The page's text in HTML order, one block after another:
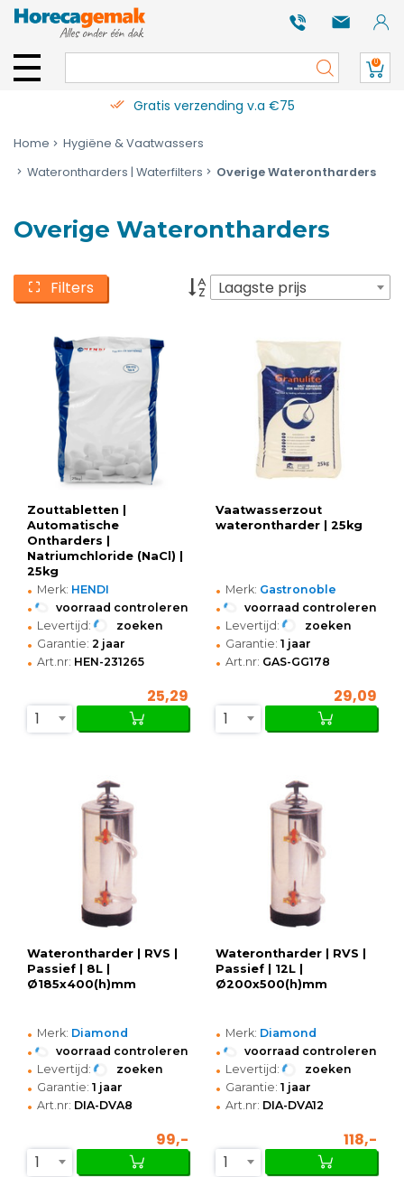
0
Gratis verzending v.a €75
Home
Hygiëne & Vaatwassers
Waterontharders | Waterfilters
Overige Waterontharders
Overige Waterontharders
Filters Laagste prijs
Zouttabletten |
Automatische
Ontharders |
Natriumchloride (NaCl) |
25kg
• Merk: HENDI
• voorraad controleren
• Levertijd: zoeken
• Garantie: 2 jaar
• Art.nr: HEN-231265
25,29
1
Vaatwasserzout
waterontharder | 25kg
• Merk: Gastronoble
• voorraad controleren
• Levertijd: zoeken
• Garantie: 1 jaar
• Art.nr: GAS-GG178
29,09
1
Waterontharder | RVS |
Passief | 8L |
Ø185x400(h)mm
• Merk: Diamond
• voorraad controleren
• Levertijd: zoeken
• Garantie: 1 jaar
• Art.nr: DIA-DVA8
99,-
1
Waterontharder | RVS |
Passief | 12L |
Ø200x500(h)mm
• Merk: Diamond
• voorraad controleren
• Levertijd: zoeken
• Garantie: 1 jaar
• Art.nr: DIA-DVA12
118,-
1